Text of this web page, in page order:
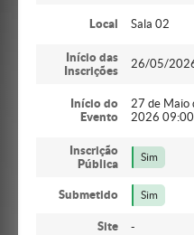
Local Sala 02
Início das
Inscrições
26/05/
Início do
Evento
27 de Maio
2026 09:00
Inscrição
Pública
Sim
Submetido Sim
Site -